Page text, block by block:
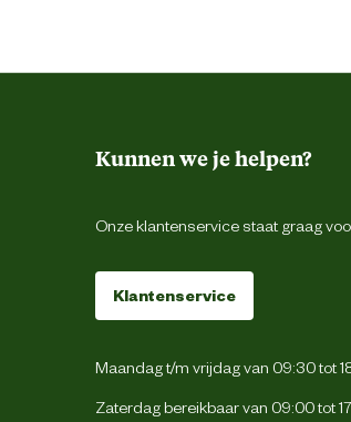
Kunnen we je helpen?
Onze klantenservice staat graag
Klantenservice
Maandag t/m vrijdag van 09:30 tot
Zaterdag bereikbaar van 09:00 tot